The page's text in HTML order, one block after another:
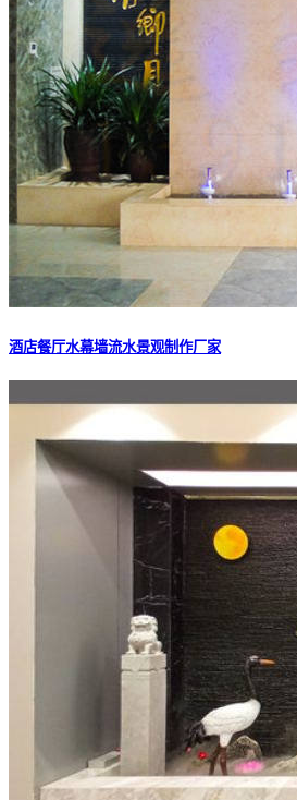
酒店餐厅水幕墙流水景观制作厂家